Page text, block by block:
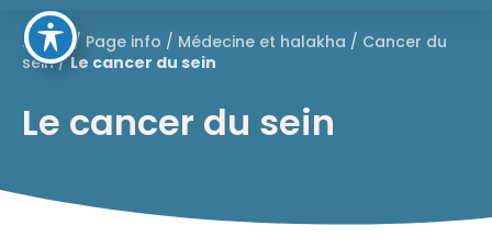
Home / Page info / Médecine et halakha / Cancer du
sein/Le cancer du sein
Le cancer du sein